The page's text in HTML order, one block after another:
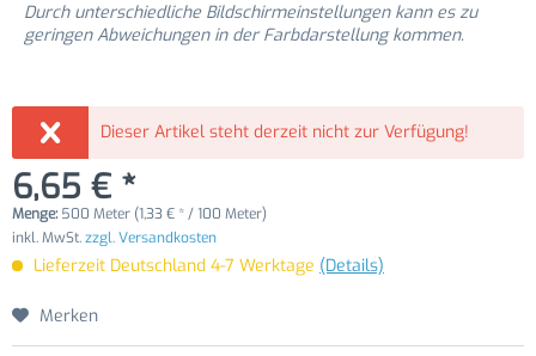
Durch unterschiedliche Bildschirmeinstellungen kann es zu
geringen Abweichungen in der Farbdarstellung kommen.
Dieser Artikel steht derzeit nicht zur Verfügung!
6,65 € *
Menge: 500 Meter (1,33 € * / 100 Meter)
inkl. MwSt.zzgl. Versandkosten
Lieferzeit Deutschland 4-7 Werktage (Details)
Merken